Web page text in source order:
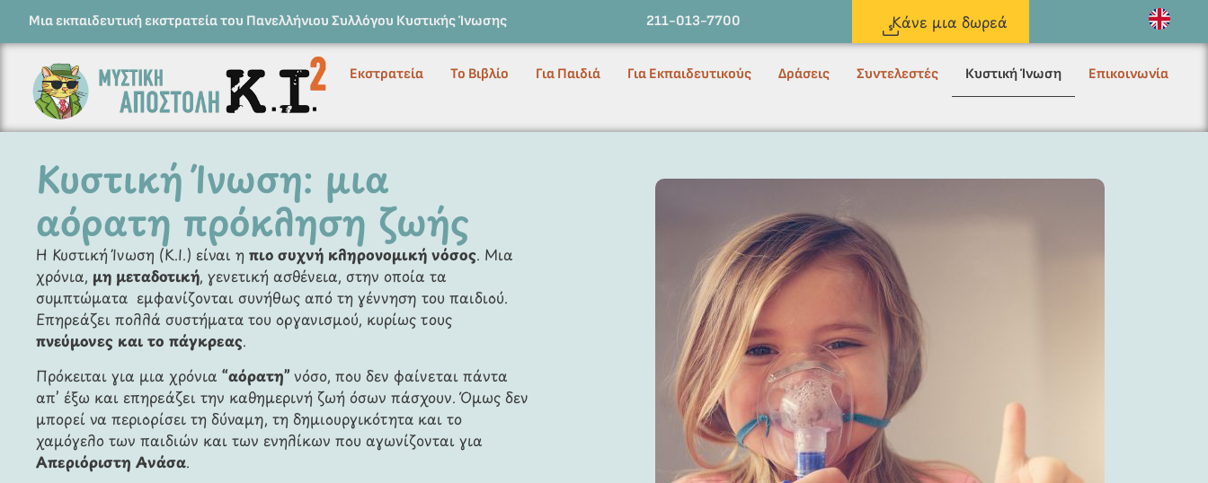
Μια εκπαιδευτική εκστρατεία του Πανελλήνιου Συλλόγου Κυστικής Ίνωσης 211-013-7700 Κάνε μια δωρεά
Εκστρατεία Το Βιβλίο Για Παιδιά Για Εκπαιδευτικούς Δράσεις Συντελεστές Κυστική Ίνωση Επικοινωνία
Κυστική Ίνωση: μια
αόρατη πρόκληση ζωής
Η Κυστική Ίνωση (Κ.Ι.) είναι ηπιο συχνή κληρονομική νόσος. Μια
χρόνια, μη μεταδοτική, γενετική ασθένεια, στην οποία τα
συμπτώματα εμφανίζονται συνήθως από τη γέννηση του παιδιού.
Επηρεάζει πολλά συστήματα του οργανισμού, κυρίως τους
πνεύμονες και το πάγκρεας.
Πρόκειται για μια χρόνια“αόρατη”νόσο, που δεν φαίνεται πάντα
απ’ έξω και επηρεάζει την καθημερινή ζωή όσων πάσχουν. Όμως δεν
μπορεί να περιορίσει τη δύναμη, τη δημιουργικότητα και το
χαμόγελο των παιδιών και των ενηλίκων που αγωνίζονται για
Απεριόριστη Ανάσα.